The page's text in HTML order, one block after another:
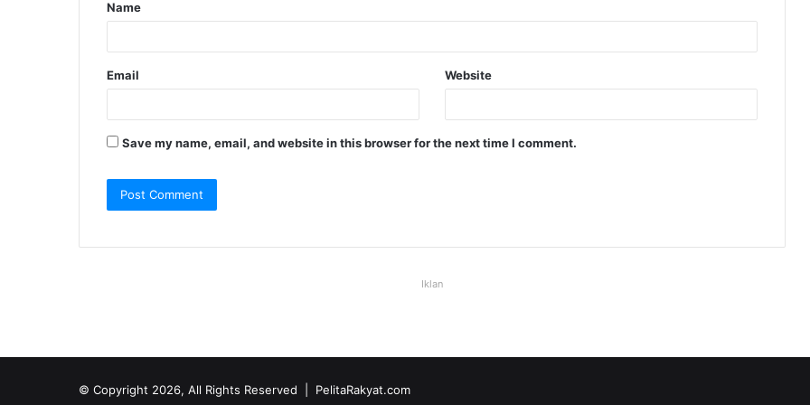
*
Name
Email Website
Save my name, email, and website in this browser for the next time I comment.
Iklan
© Copyright 2026, All Rights Reserved | PelitaRakyat.com